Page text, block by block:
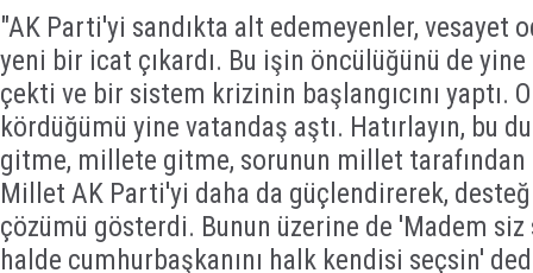
"AK Parti'yi sandıkta alt edemeyenler, vesayet
yeni bir icat çıkardı. Bu işin öncülüğünü de
çekti ve bir sistem krizinin başlangıcını yaptı.
kördüğümü yine vatandaş aştı. Hatırlayın, bu
gitme, millete gitme, sorunun millet
Millet AK Parti'yi daha da güçlendirerek,
çözümü gösterdi. Bunun üzerine de 'Madem
halde cumhurbaşkanını halk kendisi seçsin'